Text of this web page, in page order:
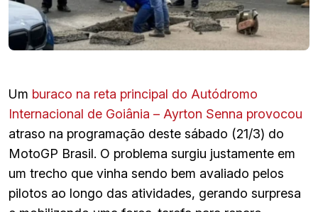
Um buraco na reta principal do Autódromo
Internacional de Goiânia – Ayrton Senna provocou
atraso na programação deste sábado (21/3) do
MotoGP Brasil. O problema surgiu justamente em
um trecho que vinha sendo bem avaliado pelos
pilotos ao longo das atividades, gerando surpresa